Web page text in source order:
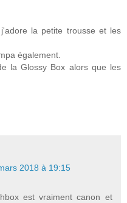
la petite trousse et les
également.
la Glossy Box alors que les
2018 à 19:15
est vraiment canon et